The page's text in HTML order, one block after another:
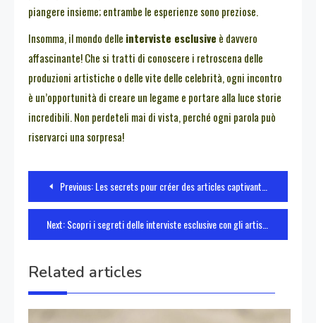
piangere insieme; entrambe le esperienze sono preziose.
Insomma, il mondo delle interviste esclusive è davvero
affascinante! Che si tratti di conoscere i retroscena delle
produzioni artistiche o delle vite delle celebrità, ogni incontro
è un’opportunità di creare un legame e portare alla luce storie
incredibili. Non perdeteli mai di vista, perché ogni parola può
riservarci una sorpresa!
Navigazione
articoli
Previous:Les secrets pour créer des articles captivants et accrocheurs
Next:Scopri i segreti delle interviste esclusive con gli artisti di successo
Related articles